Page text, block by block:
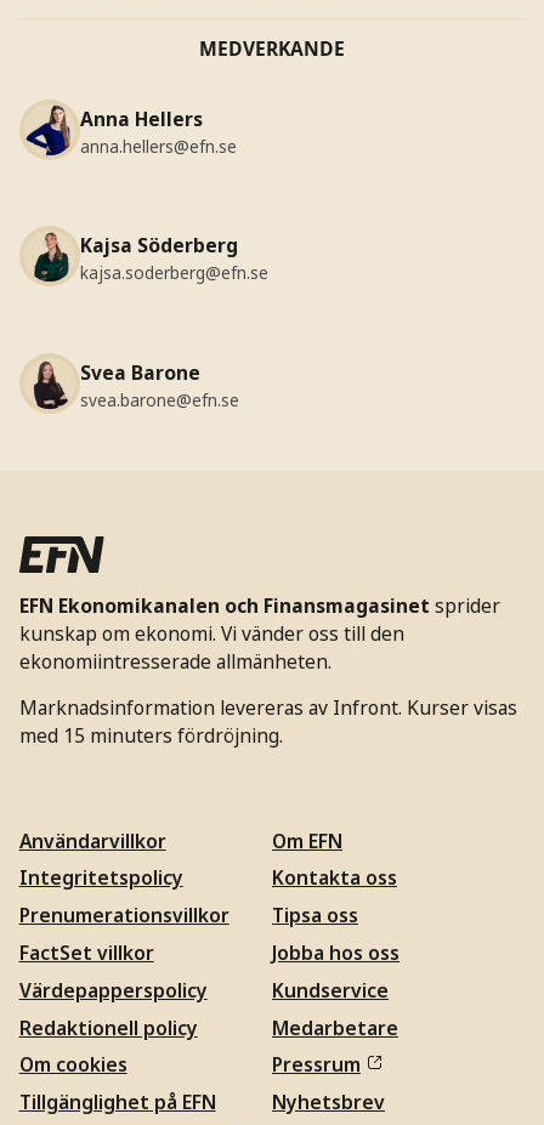
MEDVERKANDE
Anna Hellers
anna.hellers@efn.se
Kajsa Söderberg
kajsa.soderberg@efn.se
Svea Barone
svea.barone@efn.se
EFN Ekonomikanalen och Finansmagasinet sprider
kunskap om ekonomi. Vi vänder oss till den
ekonomiintresserade allmänheten.
Marknadsinformation levereras av Infront. Kurser visas
med 15 minuters fördröjning.
Användarvillkor
Integritetspolicy
Prenumerationsvillkor
FactSet villkor
Värdepapperspolicy
Redaktionell policy
Om cookies
Tillgänglighet på EFN
Om EFN
Kontakta oss
Tipsa oss
Jobba hos oss
Kundservice
Medarbetare
Pressrum
Nyhetsbrev